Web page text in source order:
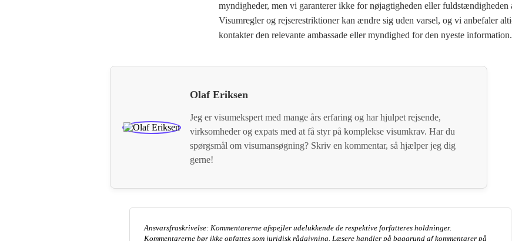
myndigheder, men vi garanterer ikke for nøjagtigheden eller fuldstændigheden
Visumregler og rejserestriktioner kan ændre sig uden varsel, og vi anbefaler
kontakter den relevante ambassade eller myndighed for den nyeste information.
Olaf Eriksen
Jeg er visumekspert med mange års erfaring og har hjulpet rejsende,
virksomheder og expats med at få styr på komplekse visumkrav. Har du
spørgsmål om visumansøgning? Skriv en kommentar, så hjælper jeg dig
gerne!
Ansvarsfraskrivelse: Kommentarerne afspejler udelukkende de respektive forfatteres holdninger.
Kommentarerne bør ikke opfattes som juridisk rådgivning. Læsere handler på baggrund af kommentarer på